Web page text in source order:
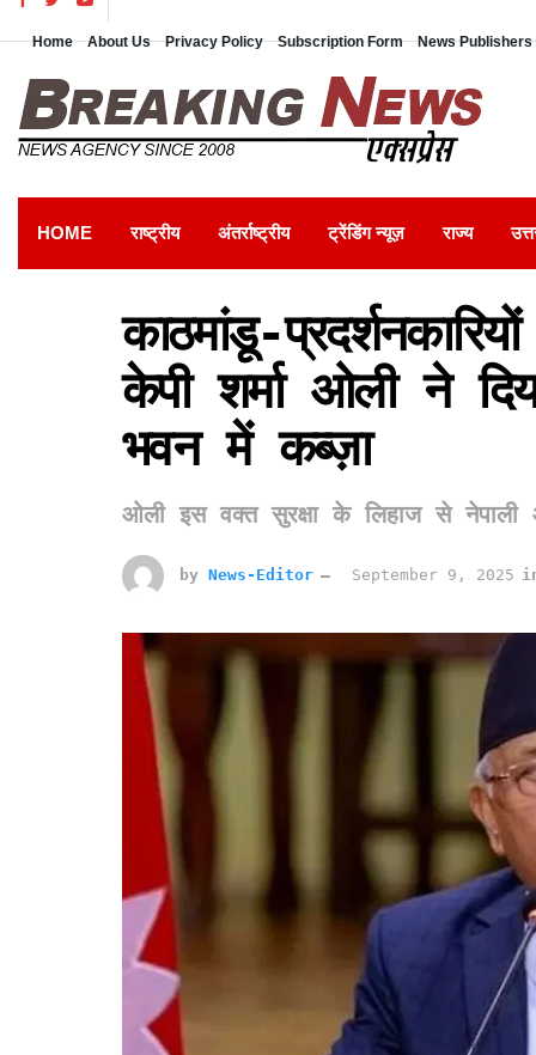
Home About Us Privacy Policy Subscription Form News
HOME राष्ट्रीय अंतर्राष्ट्रीय ट्रेंडिंग न्यूज़ राज्य
काठमांडू-
केपी शर्मा ओली ने
भवन में कब्ज़ा
ओली इस वक्त सुरक्षा के लिहाज से नेपाली
by News-Editor September 9, 2025